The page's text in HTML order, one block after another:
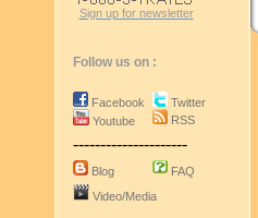
Sign up for newsletter
Follow us on :
Facebook
Youtube
Twitter
RSS
---------------------
Blog
FAQ
Video/Media